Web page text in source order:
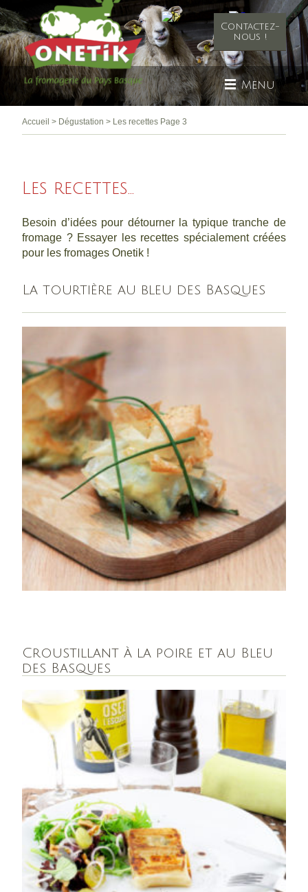
Menu
Contactez-
nous !
Accueil > Dégustation > Les recettes Page 3
Les recettes...
Besoin d’idées pour détourner la typique tranche de
fromage ? Essayer les recettes spécialement créées
pour les fromages Onetik !
La tourtière au bleu des Basques
Croustillant à la poire et au Bleu
des Basques